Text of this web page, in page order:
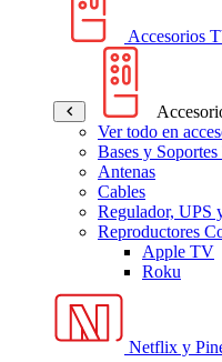
Accesorios
Ver todo en
Bases y
Antenas
Cables
Regulador, UPS
Reproductores
Apple TV
Roku
Netflix y